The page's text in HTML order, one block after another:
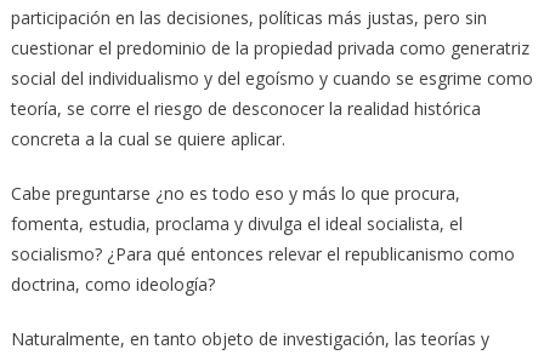
participación en las decisiones, políticas más justas, pero sin
cuestionar el predominio de la propiedad privada como generatriz
social del individualismo y del egoísmo y cuando se esgrime como
teoría, se corre el riesgo de desconocer la realidad histórica
concreta a la cual se quiere aplicar.
Cabe preguntarse ¿no es todo eso y más lo que procura,
fomenta, estudia, proclama y divulga el ideal socialista, el
socialismo? ¿Para qué entonces relevar el republicanismo como
doctrina, como ideología?
Naturalmente, en tanto objeto de investigación, las teorías y